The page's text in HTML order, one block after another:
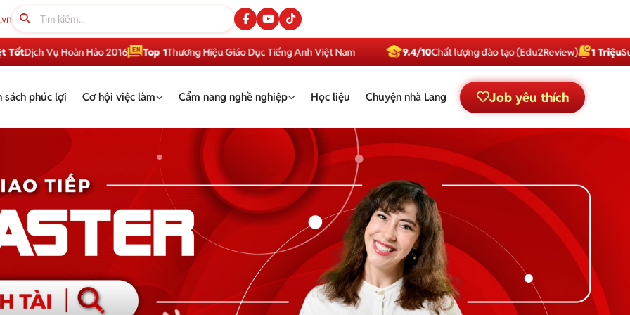
Vụ Hoàn Hảo 2016 Top 1Thương Hiệu Giáo Dục Tiếng Anh Việt Nam 9.4/10Chất lượng đào tạo (Edu2Review) 1 Triệu
sách phúc lợi Cơ hội việc làm Cẩm nang nghề nghiệp Học liệu Chuyện nhà Lang Job yêu thích